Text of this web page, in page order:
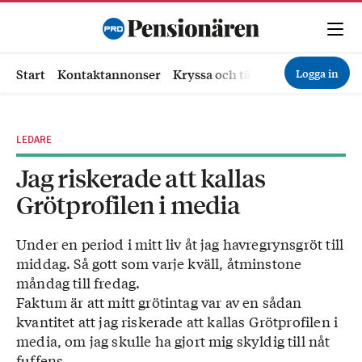
Start Kontaktannonser Kryssa och tävla Ekonomi
Logga in
LEDARE
Jag riskerade att kallas
Grötprofilen i media
Under en period i mitt liv åt jag havregrynsgröt till
middag. Så gott som varje kväll, åtminstone
måndag till fredag.
Faktum är att mitt grötintag var av en sådan
kvantitet att jag riskerade att kallas Grötprofilen i
media, om jag skulle ha gjort mig skyldig till nåt